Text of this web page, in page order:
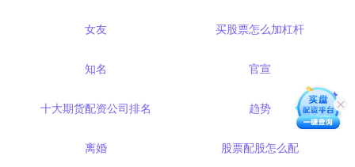
女友 买股票怎么加杠杆
知名 官宣
十大期货配资公司排名 趋势
离婚 股票配股怎么配